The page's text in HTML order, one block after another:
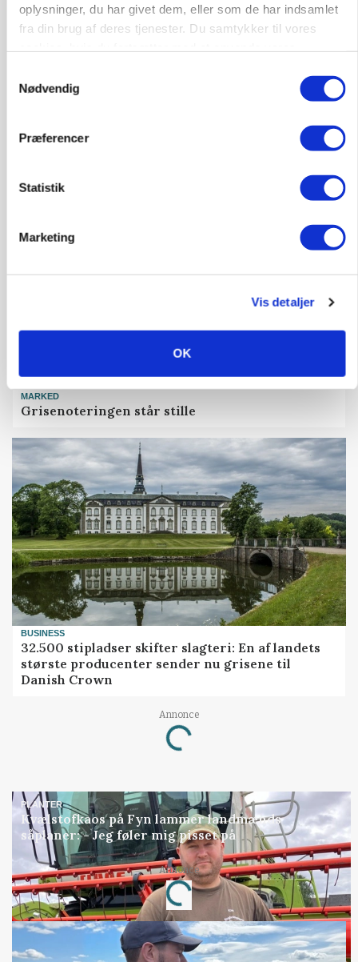
oplysninger, du har givet dem, eller som de har indsamlet
fra din brug af deres tjenester. Du samtykker til vores
Nødvendig
Præferencer
Statistik
Marketing
Vis detaljer
OK
GRISE
MARKED
Grisenoteringen står stille
BUSINESS
32.500 stipladser skifter slagteri: En af landets
største producenter sender nu grisene til
Danish Crown
Annonce
Loading...
PLANTER
Kvælstofkaos på Fyn lammer landmænds
såplaner: - Jeg føler mig pisset på
Annonce
Loading...